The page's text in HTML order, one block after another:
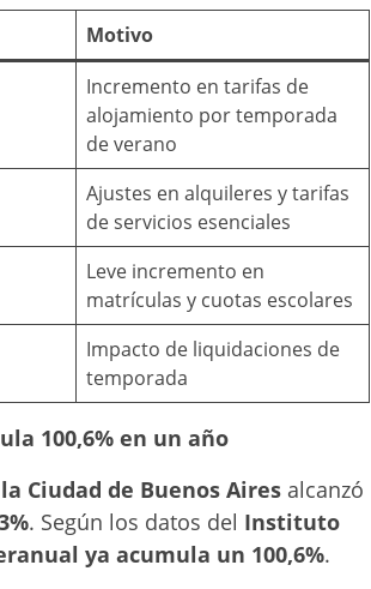
Motivo
Incremento en tarifas de
alojamiento por temporada
de verano
Ajustes en alquileres y tarifas
de servicios esenciales
Leve incremento en
matrículas y cuotas escolares
Impacto de liquidaciones de
temporada
100,6% en un año
Ciudad de Buenos Aires alcanzó
. Según los datos del Instituto
ya acumula un 100,6%.